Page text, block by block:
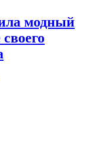
модный